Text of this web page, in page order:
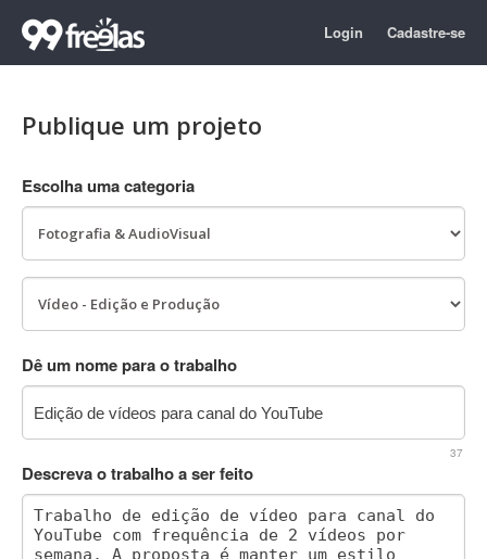
Login Cadastre-se
Publique um projeto
Escolha uma categoria
Dê um nome para o trabalho
37
Descreva o trabalho a ser feito